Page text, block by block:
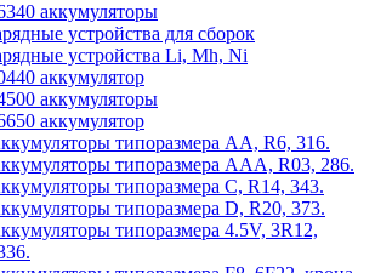
аккумуляторы
устройства для сборок
устройства Li, Mh, Ni
аккумулятор
аккумуляторы
аккумулятор
типоразмера АА, R6, 316.
типоразмера ААА, R03, 286.
типоразмера С, R14, 343.
типоразмера D, R20, 373.
типоразмера 4.5V, 3R12,